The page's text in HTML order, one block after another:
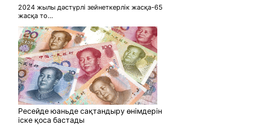
2024 жылы дәстүрлі зейнеткерлік жасқа-65
жасқа то...
Ресейде юаньде сақтандыру өнімдерін
іске қоса бастады